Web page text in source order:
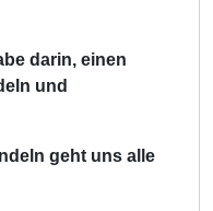
darin, einen
und
geht uns alle